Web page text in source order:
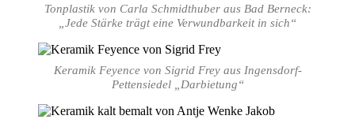
Tonplastik von Carla Schmidthuber aus Bad Berneck:
„Jede Stärke trägt eine Verwundbarkeit in sich“
Keramik Feyence von Sigrid Frey aus Ingensdorf-
Pettensiedel „Darbietung“